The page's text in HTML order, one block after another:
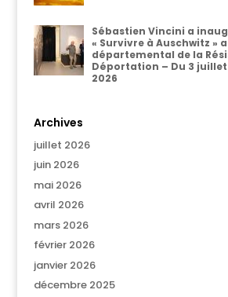
Sébastien Vincini a
« Survivre à Auschwitz »
départemental de la
Déportation – Du 3
2026
Archives
juillet 2026
juin 2026
mai 2026
avril 2026
mars 2026
février 2026
janvier 2026
décembre 2025